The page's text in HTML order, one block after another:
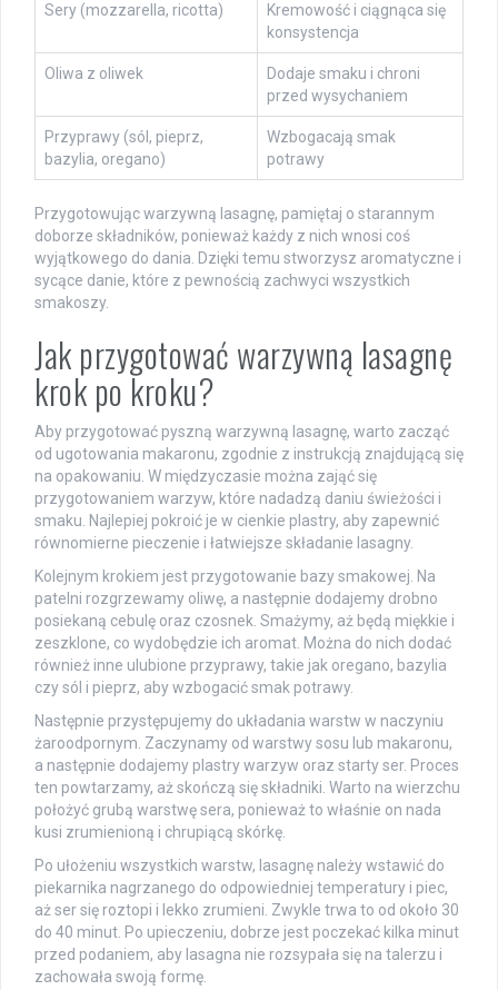
Sery (mozzarella, ricotta)
Kremowość i ciągnąca się
konsystencja
Oliwa z oliwek
Dodaje smaku i chroni
przed wysychaniem
Przyprawy (sól, pieprz,
bazylia, oregano)
Wzbogacają smak
potrawy
Przygotowując warzywną lasagnę, pamiętaj o starannym
doborze składników, ponieważ każdy z nich wnosi coś
wyjątkowego do dania. Dzięki temu stworzysz aromatyczne i
sycące danie, które z pewnością zachwyci wszystkich
smakoszy.
Jak przygotować warzywną lasagnę
krok po kroku?
Aby przygotować pyszną warzywną lasagnę, warto zacząć
od ugotowania makaronu, zgodnie z instrukcją znajdującą się
na opakowaniu. W międzyczasie można zająć się
przygotowaniem warzyw, które nadadzą daniu świeżości i
smaku. Najlepiej pokroić je w cienkie plastry, aby zapewnić
równomierne pieczenie i łatwiejsze składanie lasagny.
Kolejnym krokiem jest przygotowanie bazy smakowej. Na
patelni rozgrzewamy oliwę, a następnie dodajemy drobno
posiekaną cebulę oraz czosnek. Smażymy, aż będą miękkie i
zeszklone, co wydobędzie ich aromat. Można do nich dodać
również inne ulubione przyprawy, takie jak oregano, bazylia
czy sól i pieprz, aby wzbogacić smak potrawy.
Następnie przystępujemy do układania warstw w naczyniu
żaroodpornym. Zaczynamy od warstwy sosu lub makaronu,
a następnie dodajemy plastry warzyw oraz starty ser. Proces
ten powtarzamy, aż skończą się składniki. Warto na wierzchu
położyć grubą warstwę sera, ponieważ to właśnie on nada
kusi zrumienioną i chrupiącą skórkę.
Po ułożeniu wszystkich warstw, lasagnę należy wstawić do
piekarnika nagrzanego do odpowiedniej temperatury i piec,
aż ser się roztopi i lekko zrumieni. Zwykle trwa to od około 30
do 40 minut. Po upieczeniu, dobrze jest poczekać kilka minut
przed podaniem, aby lasagna nie rozsypała się na talerzu i
zachowała swoją formę.